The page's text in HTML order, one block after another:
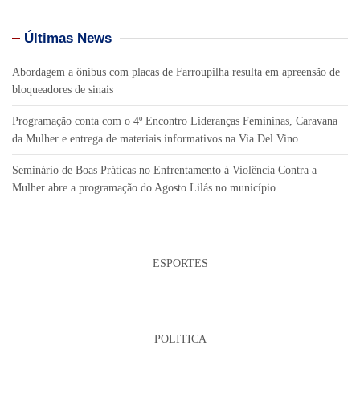
Últimas News
Abordagem a ônibus com placas de Farroupilha resulta em apreensão de
bloqueadores de sinais
Programação conta com o 4º Encontro Lideranças Femininas, Caravana
da Mulher e entrega de materiais informativos na Via Del Vino
Seminário de Boas Práticas no Enfrentamento à Violência Contra a
Mulher abre a programação do Agosto Lilás no município
ESPORTES
POLITICA